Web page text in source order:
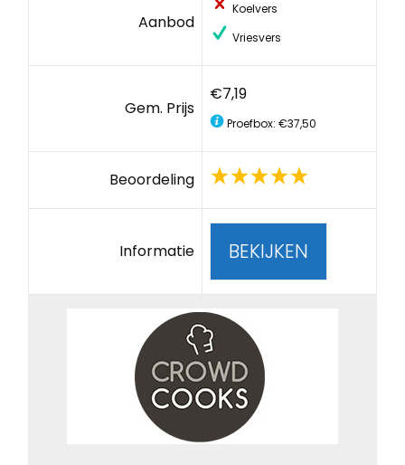
Aanbod
Koelvers
Vriesvers
Gem. Prijs
€7,19
Proefbox: €37,50
Beoordeling
Informatie BEKIJKEN